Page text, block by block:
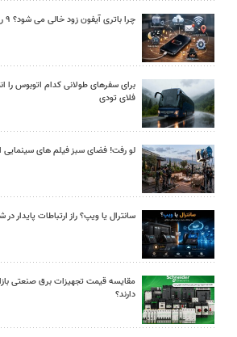
چرا باتری آیفون زود خالی می شود؟ ۹ راهکار واقعی
برای سفرهای طولانی کدام اتوبوس را
فلای تودی
لو رفت! فضای سبز فیلم های سینمایی
سانترال یا ویپ؟ راز ارتباطات پایدار
مقایسه قیمت تجهیزات برق صنعتی
دارند؟